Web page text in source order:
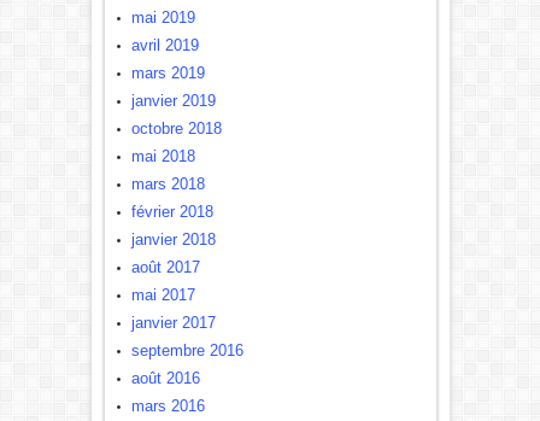
mai 2019
avril 2019
mars 2019
janvier 2019
octobre 2018
mai 2018
mars 2018
février 2018
janvier 2018
août 2017
mai 2017
janvier 2017
septembre 2016
août 2016
mars 2016